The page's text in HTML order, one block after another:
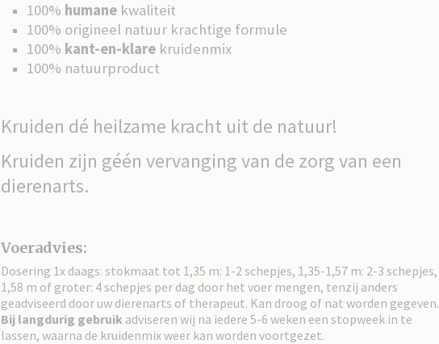
100% humane kwaliteit
100% origineel natuur krachtige formule
100% kant-en-klare kruidenmix
100% natuurproduct
Kruiden dé heilzame kracht uit de natuur!
Kruiden zijn géén vervanging van de zorg van een
dierenarts.
Voeradvies:
Dosering 1x daags: stokmaat tot 1,35 m: 1-2 schepjes, 1,35-1,57 m: 2-3 schepjes,
1,58 m of groter: 4 schepjes per dag door het voer mengen, tenzij anders
geadviseerd door uw dierenarts of therapeut. Kan droog of nat worden gegeven.
Bij langdurig gebruik adviseren wij na iedere 5-6 weken een stopweek in te
lassen, waarna de kruidenmix weer kan worden voortgezet.